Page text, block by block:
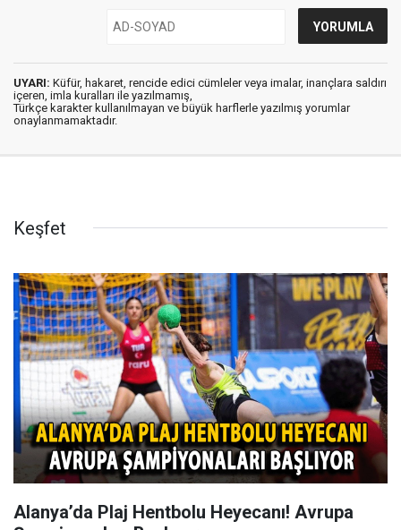
UYARI: Küfür, hakaret, rencide edici cümleler veya imalar, inançlara saldırı
içeren, imla kuralları ile yazılmamış,
Türkçe karakter kullanılmayan ve büyük harflerle yazılmış yorumlar
onaylanmamaktadır.
Keşfet
Alanya’da Plaj Hentbolu Heyecanı! Avrupa